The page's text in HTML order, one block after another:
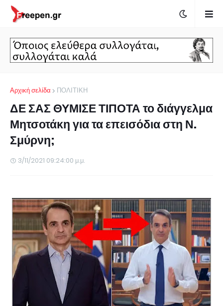
Αρχική σελίδα ΠΟΛΙΤΙΚΗ
ΔΕ ΣΑΣ ΘΥΜΙΣΕ ΤΙΠΟΤΑ το διάγγελμα
Μητσοτάκη για τα επεισόδια στη Ν.
Σμύρνη;
3/11/2021 09:24:00 μ.μ.